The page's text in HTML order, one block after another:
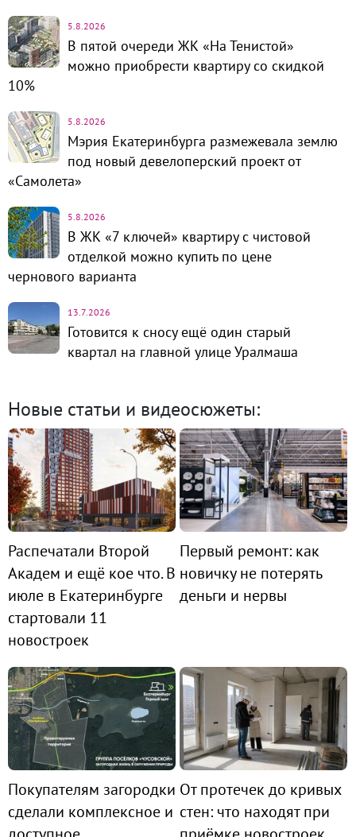
5.8.2026
В пятой очереди ЖК «На Тенистой»
можно приобрести квартиру со скидкой
10%
5.8.2026
Мэрия Екатеринбурга размежевала землю
под новый девелоперский проект от
«Самолета»
5.8.2026
В ЖК «7 ключей» квартиру с чистовой
отделкой можно купить по цене
чернового варианта
13.7.2026
Готовится к сносу ещё один старый
квартал на главной улице Уралмаша
Новые статьи и видеосюжеты:
Распечатали Второй
Академ и ещё кое что. В
июле в Екатеринбурге
стартовали 11
новостроек
Первый ремонт: как
новичку не потерять
деньги и нервы
Покупателям загородки
сделали комплексное и
От протечек до кривых
стен: что находят при